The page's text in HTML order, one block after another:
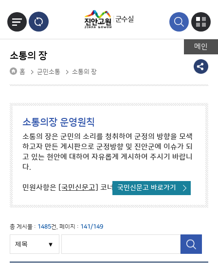
메인
군수실
소통의 장
홈 군민소통 소통의 장
소통의장 운영원칙
소통의 장은 군민의 소리를 청취하여 군정의 방향을 모색
하고자 만든 게시판으로 군정방향 및 진안군에 이슈가 되
고 있는 현안에 대하여 자유롭게 게시하여 주시기 바랍니
다.
민원사항은 [국민신문고] 코너를 이용하시기 바랍니다.
국민신문고 바로가기
총 게시물 : 1485건, 페이지 : 141/149